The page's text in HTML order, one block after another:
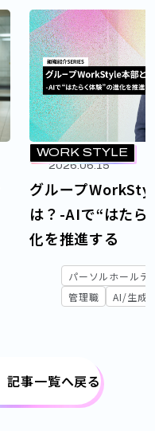
WORK STYLE
2026.06.15
グループ
は？-AIで“はたら
化を推進する
パーソルホールデ
管理職
AI/生成
記事一覧へ戻る